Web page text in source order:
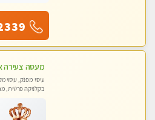
עיסוי מפנק, עיסוי
בקלניקה פרטית,